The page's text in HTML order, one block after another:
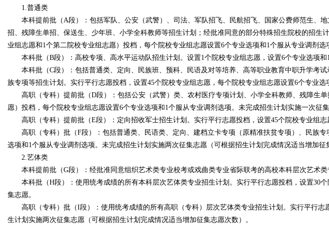
1.普通类
本科提前批（A段）：包括军队、公安（武警）、司法、军队招飞、民航招飞、国家公费师范生、
招、残障生单招、保送生、少年班、小学全科教师等招生计划；经批准同意的部分特殊招生院校的招
业组志愿和1个第二院校专业组志愿）投档，每个院校专业组志愿设置6个专业选项和1个服从专业调剂选
本科批（B段）：高校专项、高水平运动队招生计划。设置1个院校专业组志愿，设置6个专业选项和
本科批（C段）：包括普通类、定向、民族班、预科、民语及对等培养、高等职业教育中职升学考
族专项等招生计划。实行平行志愿投档，设置45个院校专业组志愿，每个院校专业组志愿设置6个专业
高职（专科）提前批（D段）：包括公安（武警）类、农村医疗专项计划、小学全科教师、残障生
愿）投档，每个院校专业组志愿设置6个专业选项和1个服从专业调剂选项。未完成招生计划实施一次征集
高职（专科）提前批（E段）：定向招收军士招生计划。实行平行志愿投档，设置45个院校专业组志
高职（专科）批（F段）：包括普通类、民语类、定向、建档立卡专项（原精准扶贫专项）、民族
选项和1个服从专业调剂选项。未完成招生计划实施两次征集志愿（可根据招生计划完成情况适当增加征
2.艺体类
本科提前批（G段）：经批准同意组织艺术类专业校考或戏曲类专业省际联考的高校本科层次艺术类
本科批（H段）：使用统考成绩的所有本科层次艺体类专业招生计划。实行平行志愿投档，设置30
集志愿。
高职（专科）批（I段）：使用统考成绩的所有高职（专科）层次艺体类专业招生计划。实行平行志
生计划实施两次征集志愿（可根据招生计划完成情况适当增加征集志愿次数）。